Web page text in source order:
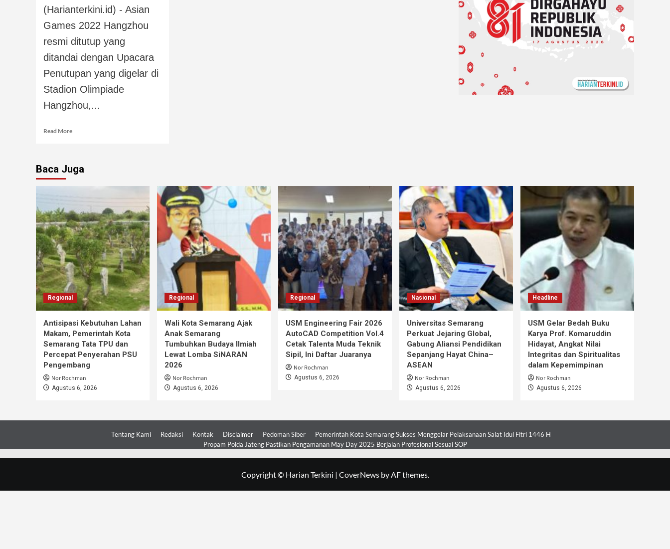
(Harianterkini.id) - Asian
Games 2022 Hangzhou
resmi ditutup yang
ditandai dengan Upacara
Penutupan yang digelar di
Stadion Olimpiade
Hangzhou,...
Read More
Baca Juga
Regional
Antisipasi Kebutuhan Lahan
Makam, Pemerintah Kota
Semarang Tata TPU dan
Percepat Penyerahan PSU
Pengembang
Nor Rochman
Agustus 6, 2026
Regional
Wali Kota Semarang Ajak
Anak Semarang
Tumbuhkan Budaya Ilmiah
Lewat Lomba SiNARAN
2026
Nor Rochman
Agustus 6, 2026
Regional
USM Engineering Fair 2026
AutoCAD Competition Vol.4
Cetak Talenta Muda Teknik
Sipil, Ini Daftar Juaranya
Nor Rochman
Agustus 6, 2026
Nasional
Universitas Semarang
Perkuat Jejaring Global,
Gabung Aliansi Pendidikan
Sepanjang Hayat China–
ASEAN
Nor Rochman
Agustus 6, 2026
Headline
USM Gelar Bedah Buku
Karya Prof. Komaruddin
Hidayat, Angkat Nilai
Integritas dan Spiritualitas
dalam Kepemimpinan
Nor Rochman
Agustus 6, 2026
Tentang Kami Redaksi Kontak Disclaimer Pedoman Siber
Pemerintah Kota Semarang Sukses Menggelar Pelaksanaan Salat Idul Fitri 1446 H
Propam Polda Jateng Pastikan Pengamanan May Day 2025 Berjalan Profesional Sesuai SOP
Copyright © Harian Terkini | CoverNewsby AF themes.